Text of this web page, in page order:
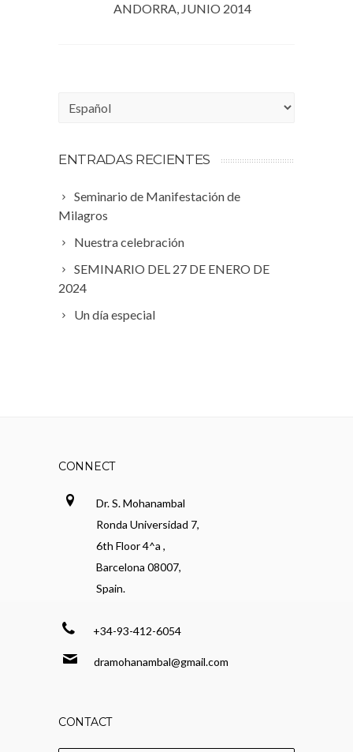
ANDORRA, JUNIO 2014
Choose
ENTRADAS RECIENTES
Seminario de Manifestación de
Milagros
Nuestra celebración
SEMINARIO DEL 27 DE ENERO DE
2024
Un día especial
CONNECT
Dr. S. Mohanambal
Ronda Universidad 7,
6th Floor 4^a ,
Barcelona 08007,
Spain.
+34-93-412-6054
dramohanambal@gmail.com
CONTACT